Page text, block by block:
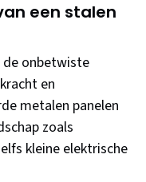
een stalen
de onbetwiste
en
metalen panelen
zoals
kleine elektrische